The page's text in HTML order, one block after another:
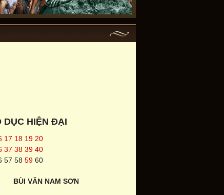
DỤC HIỆN ĐẠI
17 18 19 20
37 38 39 40
57 58 59 60
BÙI VĂN NAM SƠN